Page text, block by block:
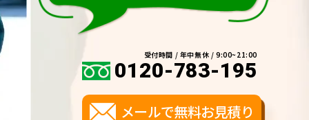
受付時間 / 年中無休 / 9:00~21:00
0120-783-195
メールで無料お見積り